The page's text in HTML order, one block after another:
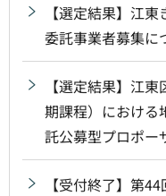
【選定結果】江
委託事業者募集に
【選定結果】江
期課程）における
託公募型プロポー
【受付終了】第